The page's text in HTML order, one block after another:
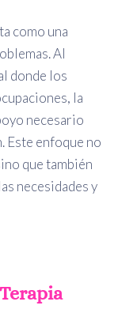
como una
Al
donde los
la
necesario
Este enfoque no
que también
necesidades y